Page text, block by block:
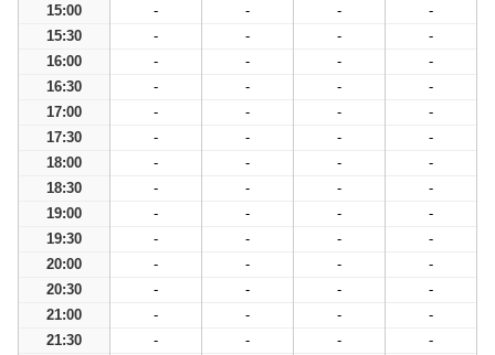
15:00
- - -
-
15:30
- - -
-
16:00
- - -
-
16:30
- - -
-
17:00
- - -
-
17:30
- - -
-
18:00
- - -
-
18:30
- - -
-
19:00
- - -
-
19:30
- - -
-
20:00
- - -
-
20:30
- - -
-
21:00
- - -
-
21:30
- - -
-